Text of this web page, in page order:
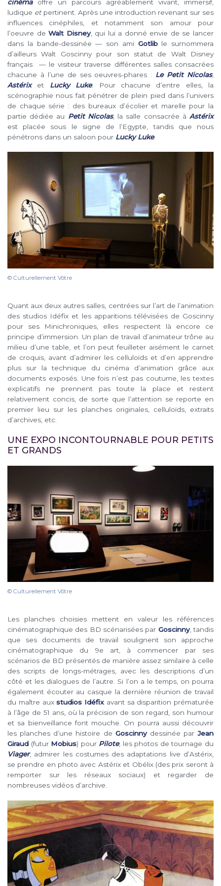
cinémaoffre un parcours agréablement vivant, immersif,
ludique etpertinent. Après une introduction revenant sur ses
influences cinéphiles, et notamment son amour pour
l’oeuvre deWalt Disney, qui lui a donné envie de se lancer
dans la bande-dessinée — son ami Gotlible surnommera
d’ailleurs Walt Goscinny pour son statut de Walt Disney
français — le visiteur traverse différentes salles consacrées
chacune à l’une de ses oeuvres-phares : Le Petit Nicolas,
Astérix
et Lucky Luke. Pour chacune d’entre elles, la
scénographie nous fait pénétrer de plein pied dans l’univers
de chaque série : des bureaux d’écolier et marelle pour la
partie dédiée au Petit Nicolas, la salle consacrée àAstérix
est placée sous le signe de l’Egypte, tandis que nous
pénétrons dans un saloon pour Lucky Luke.
© Culturellement Vôtre
Quant aux deux autres salles, centrées sur l’art de l’animation
des studios Idéfix et les apparitions télévisées de Goscinny
pour ses Minichroniques, elles respectent là encore ce
principe d’immersion. Un plan de travail d’animateur trône au
milieu d’une table, et l’on peut feuilleter aisément le carnet
de croquis, avant d’admirer les celluloïds et d’en apprendre
plus sur la technique du cinéma d’animation grâce aux
documents exposés. Une fois n’est pas coutume, les textes
explicatifs ne prennent pas toute la place et restent
relativement concis, de sorte que l’attention se reporte en
premier lieu sur les planches originales, celluloïds, extraits
d’archives, etc.
UNE EXPO INCONTOURNABLE POUR PETITS
ET GRANDS
© Culturellement Vôtre
Les planches choisies mettent en valeur les références
cinématographique des BD scénarisées par Goscinny, tandis
que ses documents de travail soulignent son approche
cinématographique du 9e art, à commencer par ses
scénarios de BD présentés de manière assez similaire à celle
des scripts de longs-métrages, avec les descriptions d’un
côté et les dialogues de l’autre. Si l’on a le temps, on pourra
également écouter au casque la dernière réunion de travail
du maître auxstudios Idéfix avant sa disparition prématurée
à l’âge de 51 ans, où la précision de son regard, son humour
et sa bienveillance font mouche. On pourra aussi découvrir
les planches d’une histoire de Goscinnydessinée par Jean
Giraud (futur Mobius) pour Pilote, les photos de tournage du
Viager, admirer les costumes des adaptations live d’Astérix,
se prendre en photo avec Astérix et Obélix (des prix seront à
remporter sur les réseaux sociaux) et regarder de
nombreuses vidéos d’archive.